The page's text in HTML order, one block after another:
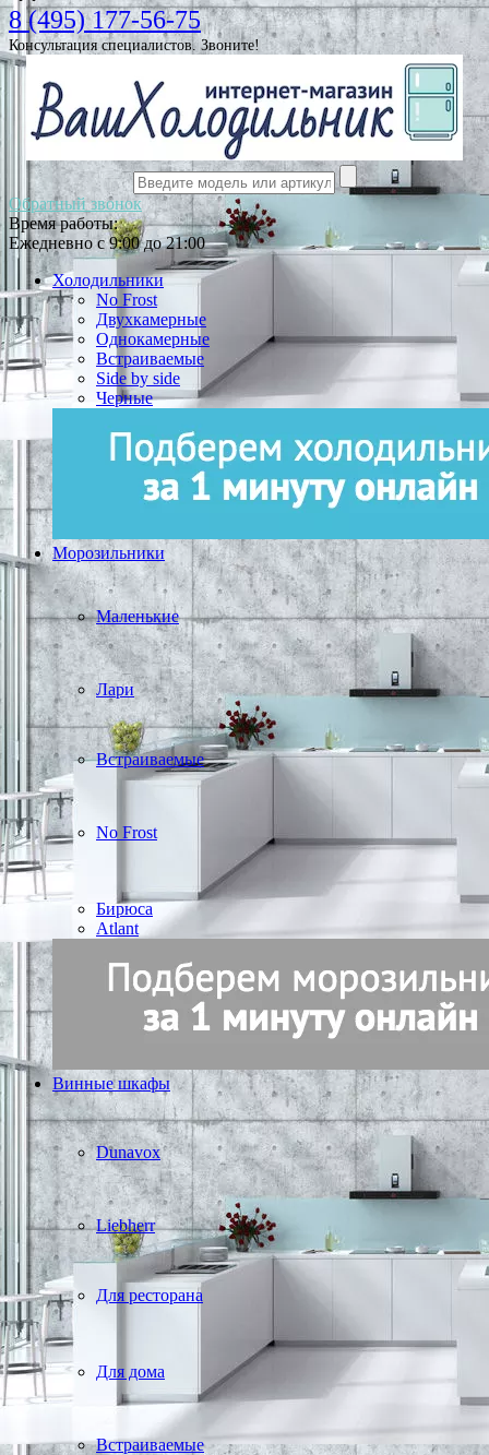
8 (495) 177-56-75
Консультация специалистов. Звоните!
Обратный звонок
Время работы:
Ежедневно с 9:00 до 21:00
Холодильники
No Frost
Двухкамерные
Однокамерные
Встраиваемые
Side by side
Черные
Морозильники
Маленькие
Лари
Встраиваемые
No Frost
Бирюса
Atlant
Винные шкафы
Dunavox
Liebherr
Для ресторана
Для дома
Встраиваемые